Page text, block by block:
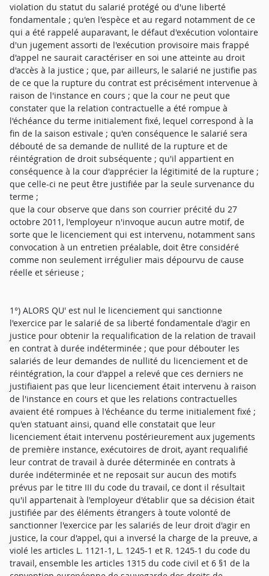
violation du statut du salarié protégé ou d'une liberté
fondamentale ; qu'en l'espèce et au regard notamment de ce
qui a été rappelé auparavant, le défaut d'exécution volontaire
d'un jugement assorti de l'exécution provisoire mais frappé
d'appel ne saurait caractériser en soi une atteinte au droit
d'accès à la justice ; que, par ailleurs, le salarié ne justifie pas
de ce que la rupture du contrat est précisément intervenue à
raison de l'instance en cours ; que la cour ne peut que
constater que la relation contractuelle a été rompue à
l'échéance du terme initialement fixé, lequel correspond à la
fin de la saison estivale ; qu'en conséquence le salarié sera
débouté de sa demande de nullité de la rupture et de
réintégration de droit subséquente ; qu'il appartient en
conséquence à la cour d'apprécier la légitimité de la rupture ;
que celle-ci ne peut être justifiée par la seule survenance du
terme ;
que la cour observe que dans son courrier précité du 27
octobre 2011, l'employeur n'invoque aucun autre motif, de
sorte que le licenciement qui est intervenu, notamment sans
convocation à un entretien préalable, doit être considéré
comme non seulement irrégulier mais dépourvu de cause
réelle et sérieuse ;
1°) ALORS QU' est nul le licenciement qui sanctionne
l'exercice par le salarié de sa liberté fondamentale d'agir en
justice pour obtenir la requalification de la relation de travail
en contrat à durée indéterminée ; que pour débouter les
salariés de leur demandes de nullité du licenciement et de
réintégration, la cour d'appel a relevé que ces derniers ne
justifiaient pas que leur licenciement était intervenu à raison
de l'instance en cours et que les relations contractuelles
avaient été rompues à l'échéance du terme initialement fixé ;
qu'en statuant ainsi, quand elle constatait que leur
licenciement était intervenu postérieurement aux jugements
de première instance, exécutoires de droit, ayant requalifié
leur contrat de travail à durée déterminée en contrats à
durée indéterminée et ne reposait sur aucun des motifs
prévus par le titre III du code du travail, ce dont il résultait
qu'il appartenait à l'employeur d'établir que sa décision était
justifiée par des éléments étrangers à toute volonté de
sanctionner l'exercice par les salariés de leur droit d'agir en
justice, la cour d'appel, qui a inversé la charge de la preuve, a
violé les articles L. 1121-1, L. 1245-1 et R. 1245-1 du code du
travail, ensemble les articles 1315 du code civil et 6 §1 de la